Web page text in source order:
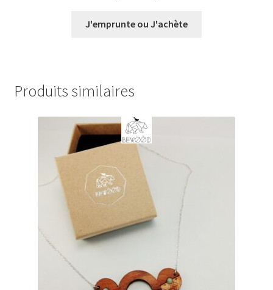
prix :
J'emprunte ou J'achète
Produits similaires